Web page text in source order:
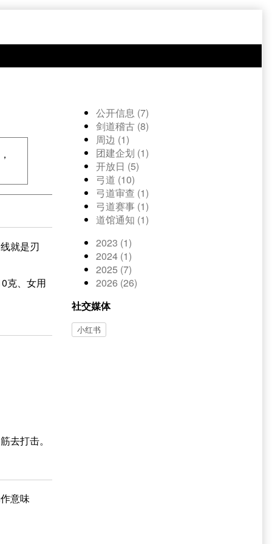
就是刃
克、女用
去打击。
意味
公开信息 (7)
剑道稽古 (8)
周边 (1)
团建企划 (1)
开放日 (5)
弓道 (10)
弓道审查 (1)
弓道赛事 (1)
道馆通知 (1)
2023 (1)
2024 (1)
2025 (7)
2026 (26)
社交媒体
小红书